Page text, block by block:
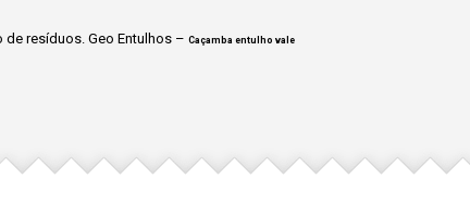
resíduos. Geo Entulhos – Caçamba entulho vale